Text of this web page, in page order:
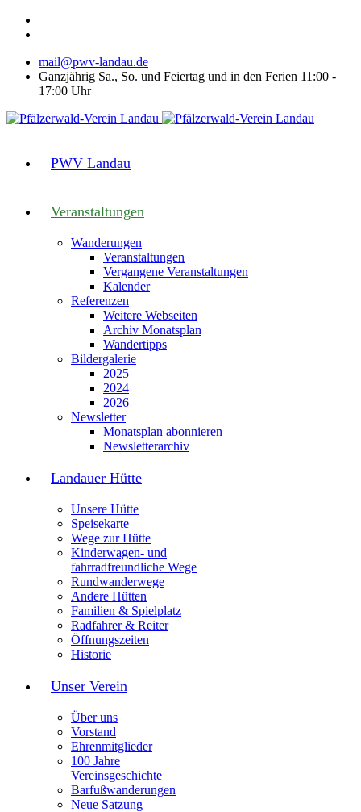
mail@pwv-landau.de
Ganzjährig Sa., So. und Feiertag und in den Ferien 11:00 -
17:00 Uhr
PWV Landau
Veranstaltungen
Wanderungen
Veranstaltungen
Vergangene Veranstaltungen
Kalender
Referenzen
Weitere Webseiten
Archiv Monatsplan
Wandertipps
Bildergalerie
2025
2024
2026
Newsletter
Monatsplan abonnieren
Newsletterarchiv
Landauer Hütte
Unsere Hütte
Speisekarte
Wege zur Hütte
Kinderwagen- und
fahrradfreundliche Wege
Rundwanderwege
Andere Hütten
Familien & Spielplatz
Radfahrer & Reiter
Öffnungszeiten
Historie
Unser Verein
Über uns
Vorstand
Ehrenmitglieder
100 Jahre
Vereinsgeschichte
Barfußwanderungen
Neue Satzung